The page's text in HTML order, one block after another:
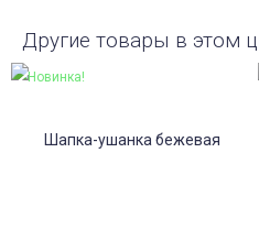
Другие товары в этом
Новинка!